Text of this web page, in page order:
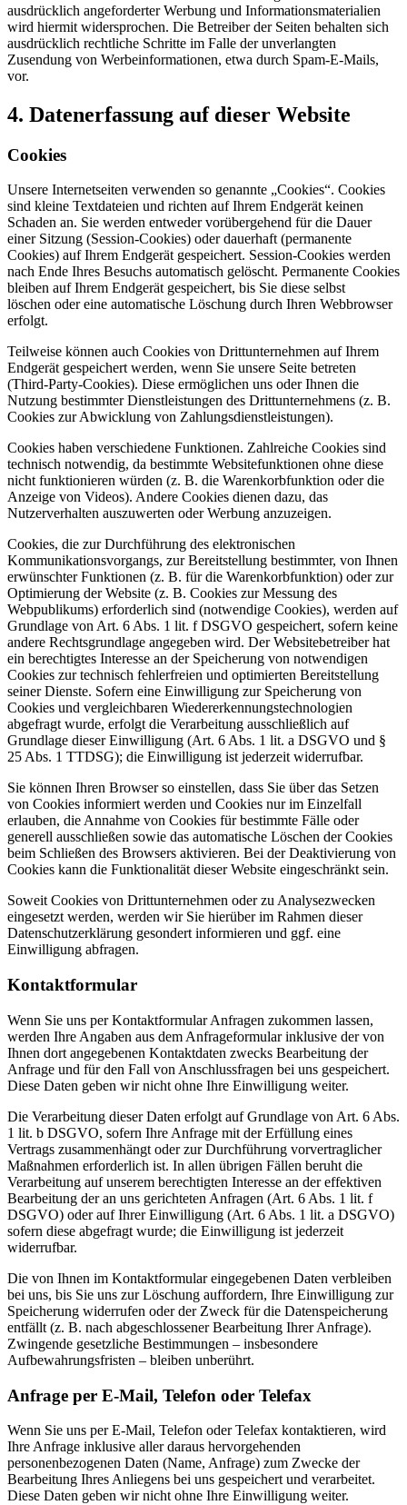
ausdrücklich angeforderter Werbung und Informationsmaterialien
wird hiermit widersprochen. Die Betreiber der Seiten behalten sich
ausdrücklich rechtliche Schritte im Falle der unverlangten
Zusendung von Werbeinformationen, etwa durch Spam-E-Mails,
vor.
4. Datenerfassung auf dieser Website
Cookies
Unsere Internetseiten verwenden so genannte „Cookies“. Cookies
sind kleine Textdateien und richten auf Ihrem Endgerät keinen
Schaden an. Sie werden entweder vorübergehend für die Dauer
einer Sitzung (Session-Cookies) oder dauerhaft (permanente
Cookies) auf Ihrem Endgerät gespeichert. Session-Cookies werden
nach Ende Ihres Besuchs automatisch gelöscht. Permanente Cookies
bleiben auf Ihrem Endgerät gespeichert, bis Sie diese selbst
löschen oder eine automatische Löschung durch Ihren Webbrowser
erfolgt.
Teilweise können auch Cookies von Drittunternehmen auf Ihrem
Endgerät gespeichert werden, wenn Sie unsere Seite betreten
(Third-Party-Cookies). Diese ermöglichen uns oder Ihnen die
Nutzung bestimmter Dienstleistungen des Drittunternehmens (z. B.
Cookies zur Abwicklung von Zahlungsdienstleistungen).
Cookies haben verschiedene Funktionen. Zahlreiche Cookies sind
technisch notwendig, da bestimmte Websitefunktionen ohne diese
nicht funktionieren würden (z. B. die Warenkorbfunktion oder die
Anzeige von Videos). Andere Cookies dienen dazu, das
Nutzerverhalten auszuwerten oder Werbung anzuzeigen.
Cookies, die zur Durchführung des elektronischen
Kommunikationsvorgangs, zur Bereitstellung bestimmter, von Ihnen
erwünschter Funktionen (z. B. für die Warenkorbfunktion) oder zur
Optimierung der Website (z. B. Cookies zur Messung des
Webpublikums) erforderlich sind (notwendige Cookies), werden auf
Grundlage von Art. 6 Abs. 1 lit. f DSGVO gespeichert, sofern keine
andere Rechtsgrundlage angegeben wird. Der Websitebetreiber hat
ein berechtigtes Interesse an der Speicherung von notwendigen
Cookies zur technisch fehlerfreien und optimierten Bereitstellung
seiner Dienste. Sofern eine Einwilligung zur Speicherung von
Cookies und vergleichbaren Wiedererkennungstechnologien
abgefragt wurde, erfolgt die Verarbeitung ausschließlich auf
Grundlage dieser Einwilligung (Art. 6 Abs. 1 lit. a DSGVO und §
25 Abs. 1 TTDSG); die Einwilligung ist jederzeit widerrufbar.
Sie können Ihren Browser so einstellen, dass Sie über das Setzen
von Cookies informiert werden und Cookies nur im Einzelfall
erlauben, die Annahme von Cookies für bestimmte Fälle oder
generell ausschließen sowie das automatische Löschen der Cookies
beim Schließen des Browsers aktivieren. Bei der Deaktivierung von
Cookies kann die Funktionalität dieser Website eingeschränkt sein.
Soweit Cookies von Drittunternehmen oder zu Analysezwecken
eingesetzt werden, werden wir Sie hierüber im Rahmen dieser
Datenschutzerklärung gesondert informieren und ggf. eine
Einwilligung abfragen.
Kontaktformular
Wenn Sie uns per Kontaktformular Anfragen zukommen lassen,
werden Ihre Angaben aus dem Anfrageformular inklusive der von
Ihnen dort angegebenen Kontaktdaten zwecks Bearbeitung der
Anfrage und für den Fall von Anschlussfragen bei uns gespeichert.
Diese Daten geben wir nicht ohne Ihre Einwilligung weiter.
Die Verarbeitung dieser Daten erfolgt auf Grundlage von Art. 6 Abs.
1 lit. b DSGVO, sofern Ihre Anfrage mit der Erfüllung eines
Vertrags zusammenhängt oder zur Durchführung vorvertraglicher
Maßnahmen erforderlich ist. In allen übrigen Fällen beruht die
Verarbeitung auf unserem berechtigten Interesse an der effektiven
Bearbeitung der an uns gerichteten Anfragen (Art. 6 Abs. 1 lit. f
DSGVO) oder auf Ihrer Einwilligung (Art. 6 Abs. 1 lit. a DSGVO)
sofern diese abgefragt wurde; die Einwilligung ist jederzeit
widerrufbar.
Die von Ihnen im Kontaktformular eingegebenen Daten verbleiben
bei uns, bis Sie uns zur Löschung auffordern, Ihre Einwilligung zur
Speicherung widerrufen oder der Zweck für die Datenspeicherung
entfällt (z. B. nach abgeschlossener Bearbeitung Ihrer Anfrage).
Zwingende gesetzliche Bestimmungen – insbesondere
Aufbewahrungsfristen – bleiben unberührt.
Anfrage per E-Mail, Telefon oder Telefax
Wenn Sie uns per E-Mail, Telefon oder Telefax kontaktieren, wird
Ihre Anfrage inklusive aller daraus hervorgehenden
personenbezogenen Daten (Name, Anfrage) zum Zwecke der
Bearbeitung Ihres Anliegens bei uns gespeichert und verarbeitet.
Diese Daten geben wir nicht ohne Ihre Einwilligung weiter.